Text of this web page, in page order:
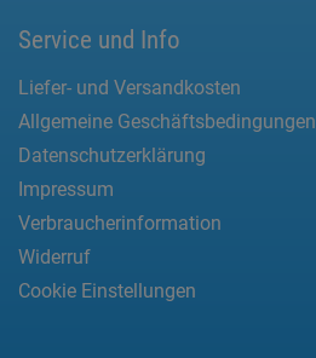
Service und Info
Liefer- und Versandkosten
Allgemeine Geschäftsbedingungen
Datenschutzerklärung
Impressum
Verbraucherinformation
Widerruf
Cookie Einstellungen